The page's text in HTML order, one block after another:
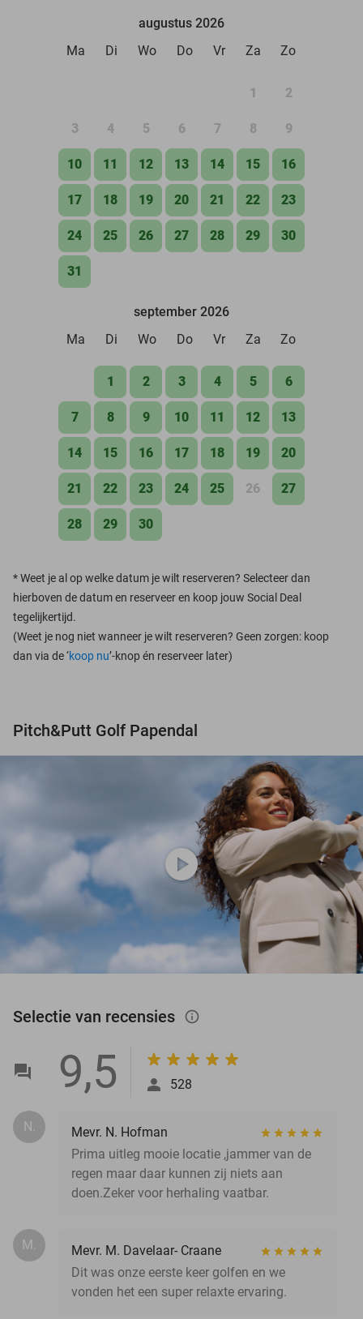
augustus 2026
Ma
Di Wo Do Vr Za Zo
1 2
3 4 5 6 7 8 9
10 11 12 13 14 15 16
17 18 19 20 21 22 23
24 25 26 27 28 29 30
31
september 2026
Ma
Di Wo Do Vr Za Zo
1 2 3 4 5 6
7 8 9 10 11 12 13
14 15 16 17 18 19 20
21 22 23 24 25 26 27
28 29 30
*Weet je al op welke datum je wilt reserveren? Selecteer dan
hierboven de datum en reserveer en koop jouw Social Deal
tegelijkertijd.
(Weet je nog niet wanneer je wilt reserveren? Geen zorgen: koop
dan via de ‘koop nu’-knop én reserveer later)
Pitch&Putt Golf Papendal
play_circle
Selectie van recensies info_outlined
9,5 528
N.
Mevr. N. Hofman
Prima uitleg mooie locatie ,jammer van de
regen maar daar kunnen zij niets aan
doen.Zeker voor herhaling vaatbar.
M.
Mevr. M. Davelaar- Craane
Dit was onze eerste keer golfen en we
vonden het een super relaxte ervaring.